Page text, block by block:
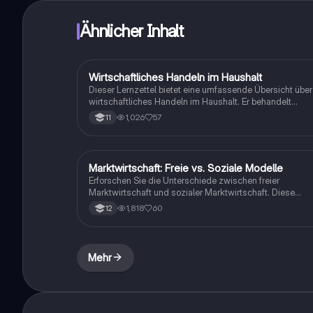
Ähnlicher Inhalt
Wirtschaft und Recht
Wirtschaftliches Handeln im Haushalt
Dieser Lernzettel bietet eine umfassende Übersicht über
wirtschaftliches Handeln im Haushalt. Er behandelt
zentrale Konzepte wie den Homo Oeconomicus, die
Grundlagen des Marxismus, die Herausforderungen der
ökonomischen Prinzipien und deren Anwendung im
Alltag auseinandersetzen möchten.
11 1,026 57
Wirtschaft und Recht
Marktwirtschaft: Freie vs. Soziale Modelle
Erforschen Sie die Unterschiede zwischen freier
Marktwirtschaft und sozialer Marktwirtschaft. Diese
Zusammenfassung behandelt zentrale Konzepte wie
Angebot und Nachfrage, staatliche Eingriffe, Vor- und
Politikwissenschaft und Wirtschaftslehre.
12 1,818 60
Mehr